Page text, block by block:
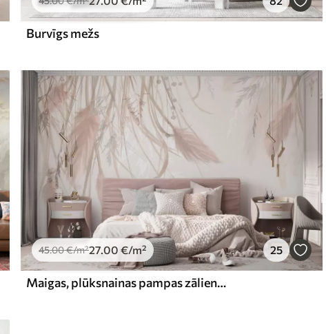
Burvīgs mežs
45.00€/m²27.00 €/m² 25
Maigas, plūksnainas pampas zālienes un smailes smilškrāsas un rozā toņos uz gaiša fona